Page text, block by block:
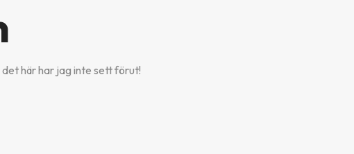
här har jag inte sett förut!